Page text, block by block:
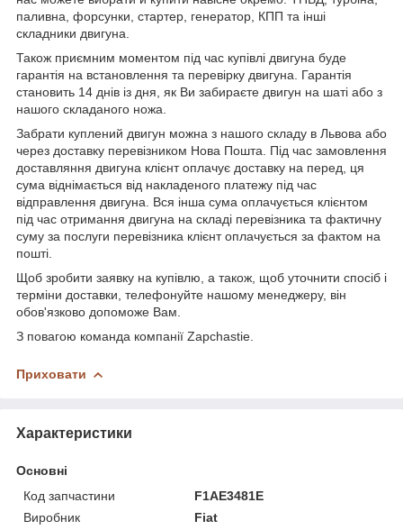
паливна, форсунки, стартер, генератор, КПП та інші
складники двигуна.
Також приємним моментом під час купівлі двигуна буде
гарантія на встановлення та перевірку двигуна. Гарантія
становить 14 днів із дня, як Ви забираєте двигун на шаті або з
нашого складаного ножа.
Забрати куплений двигун можна з нашого складу в Львова або
через доставку перевізником Нова Пошта. Під час замовлення
доставляння двигуна клієнт оплачує доставку на перед, ця
сума віднімається від накладеного платежу під час
відправлення двигуна. Вся інша сума оплачується клієнтом
під час отримання двигуна на складі перевізника та фактичну
суму за послуги перевізника клієнт оплачується за фактом на
пошті.
Щоб зробити заявку на купівлю, а також, щоб уточнити спосіб і
терміни доставки, телефонуйте нашому менеджеру, він
обов'язково допоможе Вам.
З повагою команда компанії Zapchastie.
Приховати
Характеристики
Основні
Код запчастини
F1AE3481E
Виробник
Fiat